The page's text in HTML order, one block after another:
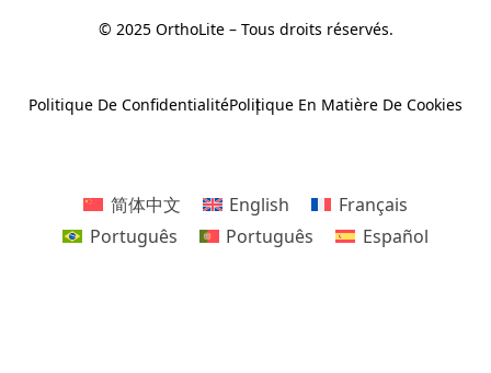
© 2025 OrthoLite – Tous droits réservés.
Politique De ConfidentialitéPolitique En Matière De Cookies
简体中文 English
Français
Português
Português Español